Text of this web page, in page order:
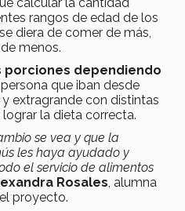
rangos de edad de los
diera de comer de más,
menos.
porciones dependiendo
que iban desde
extragrande con distintas
la dieta correcta.
se vea y que la
les haya ayudado y
el servicio de alimentos
Rosales, alumna
proyecto.